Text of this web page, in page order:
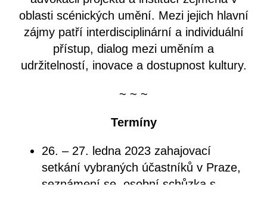
oblasti scénických umění. Mezi jejich hlavní
zájmy patří interdisciplinární a individuální
přístup, dialog mezi uměním a
udržitelností, inovace a dostupnost kultury.
~ ~ ~
Termíny
26. – 27. ledna 2023 zahajovací
setkání vybraných účastníků v Praze,
seznámení se, osobní schůzka s